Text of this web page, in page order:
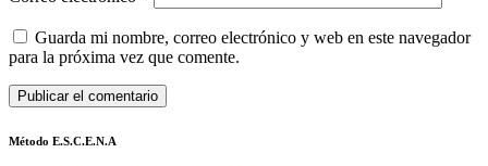
Guarda mi nombre, correo electrónico y web en este navegador
para la próxima vez que comente.
Método E.S.C.E.N.A